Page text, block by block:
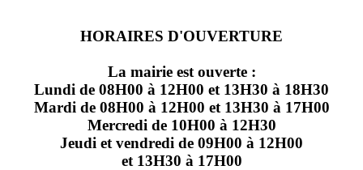
HORAIRES D'OUVERTURE
La mairie est ouverte :
Lundi de 08H00 à 12H00 et 13H30 à 18H30
Mardi de 08H00 à 12H00 et 13H30 à 17H00
Mercredi de 10H00 à 12H30
Jeudi et vendredi de 09H00 à 12H00
et 13H30 à 17H00